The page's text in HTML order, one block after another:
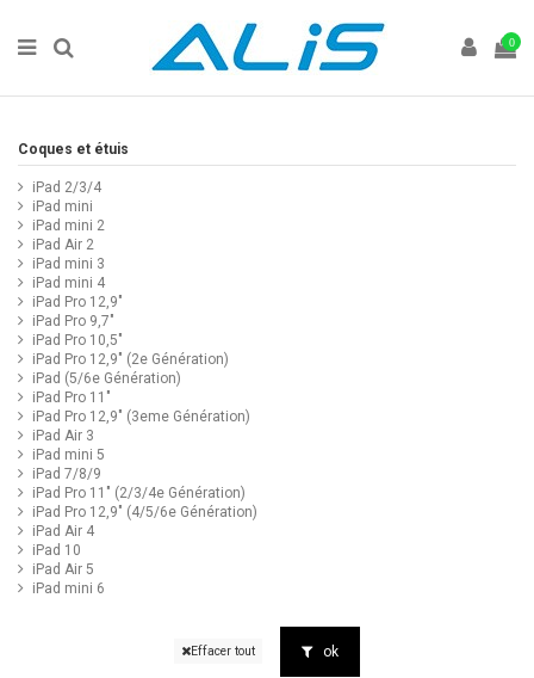
0
Coques et étuis
iPad 2/3/4
iPad mini
iPad mini 2
iPad Air 2
iPad mini 3
iPad mini 4
iPad Pro 12,9"
iPad Pro 9,7"
iPad Pro 10,5"
iPad Pro 12,9" (2e Génération)
iPad (5/6e Génération)
iPad Pro 11"
iPad Pro 12,9" (3eme Génération)
iPad Air 3
iPad mini 5
iPad 7/8/9
iPad Pro 11" (2/3/4e Génération)
iPad Pro 12,9" (4/5/6e Génération)
iPad Air 4
iPad 10
iPad Air 5
iPad mini 6
Effacer tout ok